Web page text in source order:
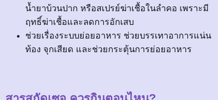
น้ำยาบ้วนปาก หรือสเปรย์ฆ่าเชื้อในลำคอ เพราะมี
ฤทธิ์ฆ่าเชื้อและลดการอักเสบ
ช่วยเรื่องระบบย่อยอาหาร ช่วยบรรเทาอาการแน่น
ท้อง จุกเสียด และช่วยกระตุ้นการย่อยอาหาร